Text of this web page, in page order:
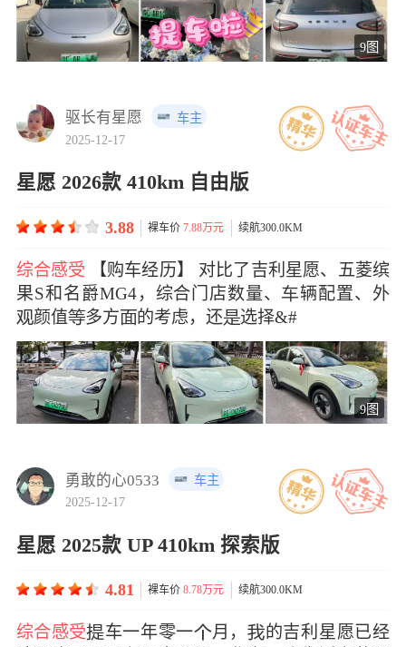
9图
驱长有星愿
车主
2025-12-17
星愿 2026款 410km 自由版
3.88 裸车价7.88万元 续航300.0KM
综合感受
果S和名爵MG4，综合门店数量、辆配置、外
颜值多方的考虑，还选择&#
9图
勇敢的心0533
车主
2025-12-17
星愿 2025款 UP 410km 探索版
4.81 裸车价8.78万元 续航300.0KM
综合感受车一年零一月，的吉利星愿已经